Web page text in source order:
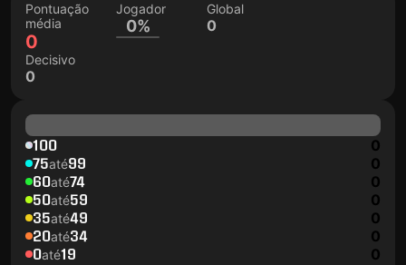
Pontuação
média
0
Jogador
0%
Global
0
Decisivo
0
100 0
75até99 0
60até74 0
50até59 0
35até49 0
20até34 0
0até19 0